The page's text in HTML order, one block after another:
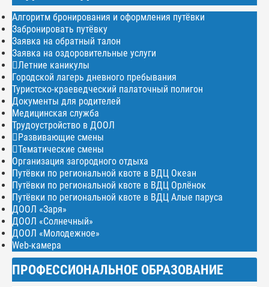
Алгоритм бронирования и оформления путёвки
Забронировать путёвку
Заявка на обратный талон
Заявка на оздоровительные услуги
Летние каникулы
Городской лагерь дневного пребывания
Туристско-краеведческий палаточный полигон
Документы для родителей
Медицинская служба
Трудоустройство в ДООЛ
Развивающие смены
Тематические смены
Организация загородного отдыха
Путёвки по региональной квоте в ВДЦ Океан
Путёвки по региональной квоте в ВДЦ Орлёнок
Путёвки по региональной квоте в ВДЦ Алые паруса
ДООЛ «Заря»
ДООЛ «Солнечный»
ДООЛ «Молодежное»
Web-камера
ПРОФЕССИОНАЛЬНОЕ ОБРАЗОВАНИЕ